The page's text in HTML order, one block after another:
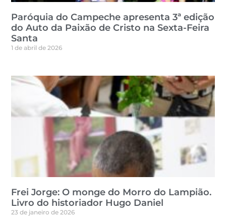
Paróquia do Campeche apresenta 3ª edição
do Auto da Paixão de Cristo na Sexta-Feira
Santa
1 de abril de 2026
Frei Jorge: O monge do Morro do Lampião.
Livro do historiador Hugo Daniel
23 de janeiro de 2026